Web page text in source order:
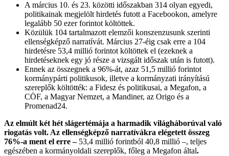
A március 10. és 23. közötti időszakban 314 olyan egyedi,
politikainak megjelölt hirdetés futott a Facebookon, amelyre
legalább 50 ezer forintot költöttek.
Közülük 104 tartalmazott elemzői konszenzusunk szerinti
ellenségképző narratívát. Március 27-éig csak erre a 104
hirdetésre 53,4 millió forintot költöttek el (ezeknek a
hirdetéseknek egy jó része a vizsgált időszak után is futott).
Ennek az összegnek a 96%-át, azaz 51,5 millió forintot
kormánypárti politikusok, illetve a kormányzati irányítású
szereplők költötték: a Fidesz és politikusai, a Megafon, a
CÖF, a Magyar Nemzet, a Mandiner, az Origo és a
Promenad24.
Az elmúlt két hét slágertémája a harmadik világháborúval való
riogatás volt. Az ellenségképző narratívákra elégetett összeg
76%-a ment el erre – 53,4 millió forintból 40,8 millió –, teljes
egészében a kormányoldali szereplők, főleg a Megafon által.